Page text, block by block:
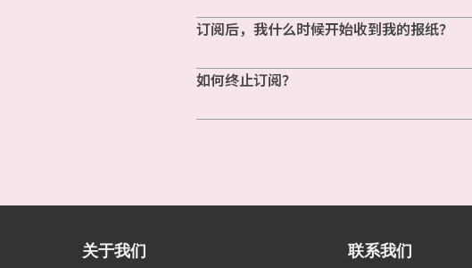
订阅后，我什么时候开始收到我的报纸？
如何终止订阅？
关于我们
联系我们